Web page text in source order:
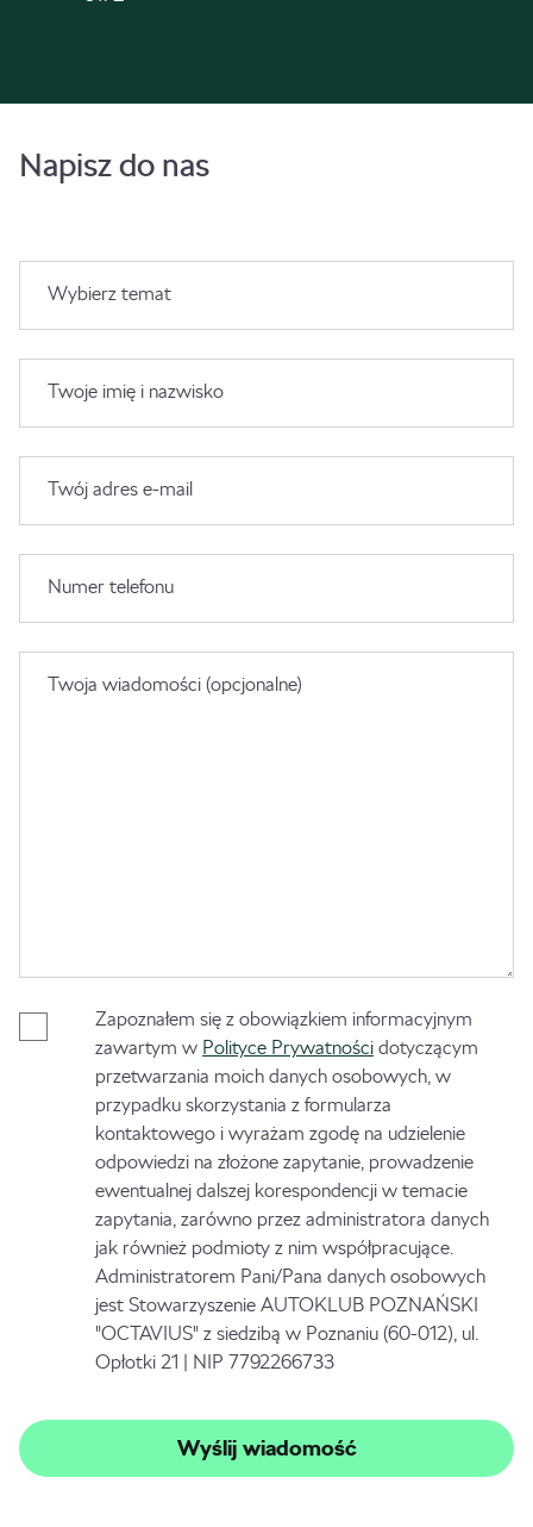
Napisz do nas
Wybierz temat
Twoje imię i nazwisko
Twój adres e-mail
Numer telefonu
Twoja wiadomości (opcjonalne)
Zapoznałem się z obowiązkiem informacyjnym
zawartym w Polityce Prywatności dotyczącym
przetwarzania moich danych osobowych, w
przypadku skorzystania z formularza
kontaktowego i wyrażam zgodę na udzielenie
odpowiedzi na złożone zapytanie, prowadzenie
ewentualnej dalszej korespondencji w temacie
zapytania, zarówno przez administratora danych
jak również podmioty z nim współpracujące.
Administratorem Pani/Pana danych osobowych
jest Stowarzyszenie AUTOKLUB POZNAŃSKI
"OCTAVIUS" z siedzibą w Poznaniu (60-012), ul.
Opłotki 21 | NIP 7792266733